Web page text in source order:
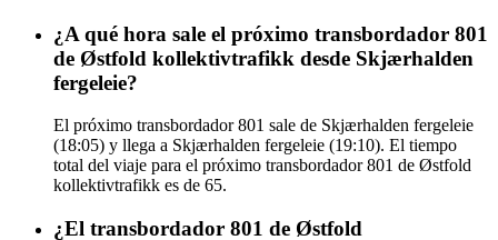
¿A qué hora sale el próximo transbordador 801
de Østfold kollektivtrafikk desde Skjærhalden
fergeleie?
El próximo transbordador 801 sale de Skjærhalden fergeleie
(18:05) y llega a Skjærhalden fergeleie (19:10). El tiempo
total del viaje para el próximo transbordador 801 de Østfold
kollektivtrafikk es de 65.
¿El transbordador 801 de Østfold